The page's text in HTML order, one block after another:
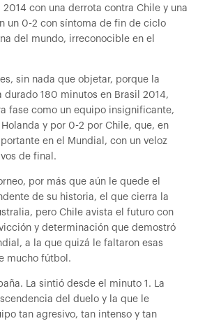
con una derrota contra Chile y una
un 0-2 con síntoma de fin de ciclo
del mundo, irreconocible en el
sin nada que objetar, porque la
180 minutos en Brasil 2014,
fase como un equipo insignificante,
y por 0-2 por Chile, que, en
en el Mundial, con un veloz
de final.
por más que aún le quede el
de su historia, el que cierra la
pero Chile avista el futuro con
y determinación que demostró
a la que quizá le faltaron esas
mucho fútbol.
La sintió desde el minuto 1. La
del duelo y la que le
tan agresivo, tan intenso y tan